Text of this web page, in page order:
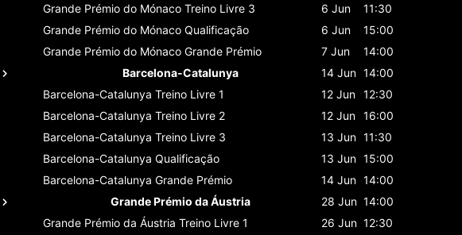
Grande Prémio do Mónaco Treino Livre 3 6 Jun
11:30
Grande Prémio do Mónaco Qualificação 6 Jun
15:00
Grande Prémio do Mónaco Grande Prémio 7 Jun
14:00
Barcelona-Catalunya
14 Jun 14:00
Barcelona-Catalunya Treino Livre 1 12 Jun 12:30
Barcelona-Catalunya Treino Livre 2 12 Jun 16:00
Barcelona-Catalunya Treino Livre 3 13 Jun 11:30
Barcelona-Catalunya Qualificação 13 Jun 15:00
Barcelona-Catalunya Grande Prémio 14 Jun 14:00
Grande Prémio da Áustria
28 Jun 14:00
Grande Prémio da Áustria Treino Livre 1 26 Jun 12:30